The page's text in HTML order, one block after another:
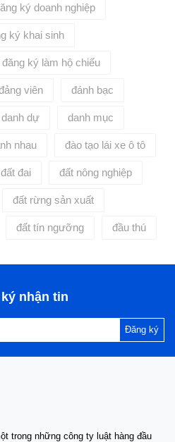
ký doanh nghiệp
ký khai sinh
đăng ký làm hộ chiếu
viên đánh bạc
danh dự danh mục
nhau đào tạo lái xe ô tô
đất đai đất nông nghiệp
đất rừng sản xuất
đất tín ngưỡng đầu thú
nhận tin
Đăng ký
trong những công ty luật hàng đầu